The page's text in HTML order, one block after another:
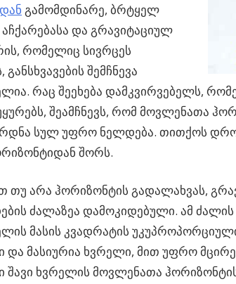
გამომდინარე, ბრტყელ
აჩქარებასა და გრავიტაციულ
რომელიც სივრცეს
შემჩნევა
რაც შეეხება დამკვირვებელს,
შეამჩნევს, რომ მოვლენათა
სულ უფრო ნელდება. თითქოს დრო
შორს.
თუ არა ჰორიზონტის გადალახვას,
ძალაზეა დამოკიდებული. ამ
მასის კვადრატის
მასიურია ხვრელი, მით უფრო
შავი ხვრელის მოვლენათა